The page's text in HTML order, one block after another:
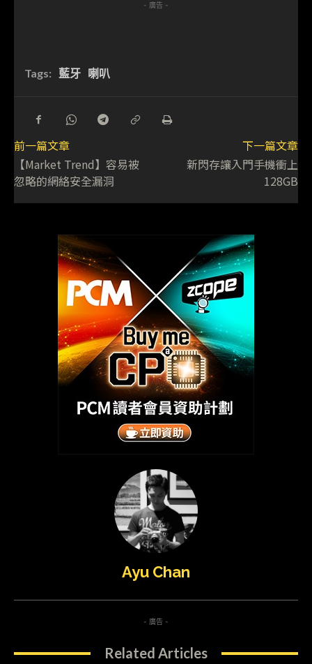
- 廣告 -
Tags: 藍牙 喇叭
前一篇文章
【Market Trend】容易被
忽略的網絡安全漏洞
下一篇文章
新閃存讓入門手機衝上
128GB
Ayu Chan
- 廣告 -
Related Articles